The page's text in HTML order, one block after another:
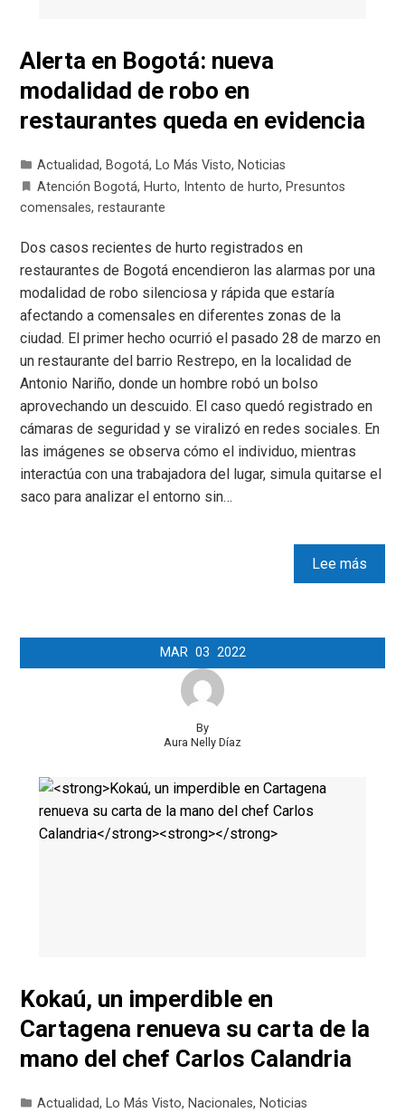
Alerta en Bogotá: nueva
modalidad de robo en
restaurantes queda en evidencia
Actualidad, Bogotá, Lo Más Visto, Noticias
Atención Bogotá, Hurto, Intento de hurto, Presuntos
comensales,restaurante
Dos casos recientes de hurto registrados en
restaurantes de Bogotá encendieron las alarmas por una
modalidad de robo silenciosa y rápida que estaría
afectando a comensales en diferentes zonas de la
ciudad. El primer hecho ocurrió el pasado 28 de marzo en
un restaurante del barrio Restrepo, en la localidad de
Antonio Nariño, donde un hombre robó un bolso
aprovechando un descuido. El caso quedó registrado en
cámaras de seguridad y se viralizó en redes sociales. En
las imágenes se observa cómo el individuo, mientras
interactúa con una trabajadora del lugar, simula quitarse el
saco para analizar el entorno sin…
Lee más
MAR 03 2022
By
Aura Nelly Díaz
Kokaú, un imperdible en
Cartagena renueva su carta de la
mano del chef Carlos Calandria
Actualidad, Lo Más Visto, Nacionales, Noticias